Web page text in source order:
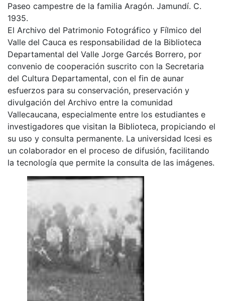
Paseo campestre de la familia Aragón. Jamundí. C.
1935.
El Archivo del Patrimonio Fotográfico y Fílmico del
Valle del Cauca es responsabilidad de la Biblioteca
Departamental del Valle Jorge Garcés Borrero, por
convenio de cooperación suscrito con la Secretaria
del Cultura Departamental, con el fin de aunar
esfuerzos para su conservación, preservación y
divulgación del Archivo entre la comunidad
Vallecaucana, especialmente entre los estudiantes e
investigadores que visitan la Biblioteca, propiciando el
su uso y consulta permanente. La universidad Icesi es
un colaborador en el proceso de difusión, facilitando
la tecnología que permite la consulta de las imágenes.